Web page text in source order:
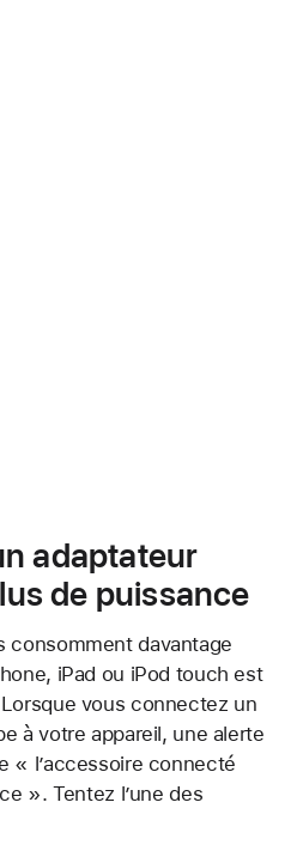
adaptateur
de puissance
consomment davantage
iPad ou iPod touch est
vous connectez un
à votre appareil, une alerte
« l’accessoire connecté
». Tentez l’une des